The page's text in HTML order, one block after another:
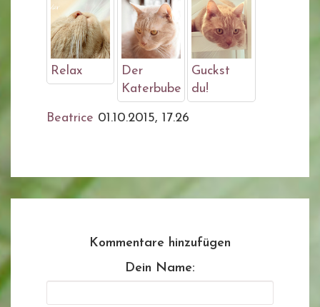
Relax
Der
Katerbube
Guckst
du!
Beatrice 01.10.2015, 17.26
Kommentare hinzufügen
Dein Name: